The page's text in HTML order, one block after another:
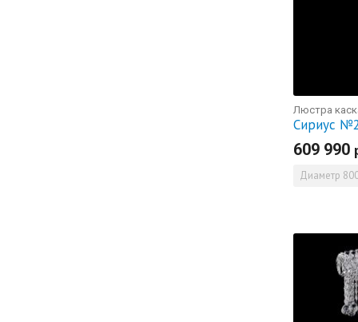
Люстра
Сириус
609 990
Диаметр